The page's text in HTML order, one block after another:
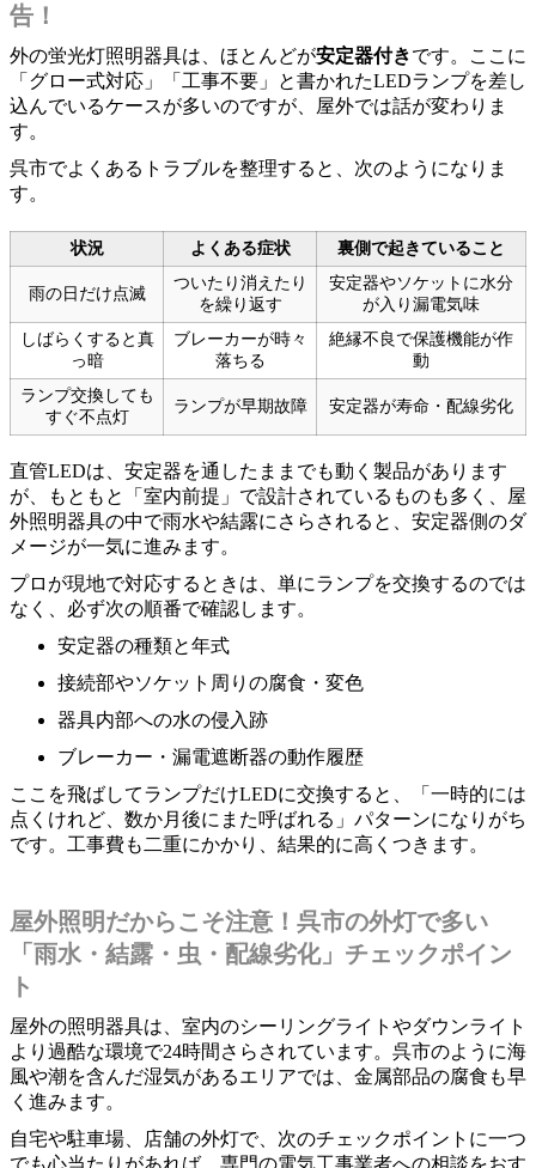
告！
外の蛍光灯照明器具は、ほとんどが安定器付きです。ここに
「グロー式対応」「工事不要」と書かれたLEDランプを差し
込んでいるケースが多いのですが、屋外では話が変わりま
す。
呉市でよくあるトラブルを整理すると、次のようになりま
す。
状況 よくある症状 裏側で起きていること
雨の日だけ点滅
ついたり消えたり
を繰り返す
安定器やソケットに水分
が入り漏電気味
しばらくすると真
っ暗
ブレーカーが時々
落ちる
絶縁不良で保護機能が作
動
ランプ交換しても
すぐ不点灯
ランプが早期故障 安定器が寿命・配線劣化
直管LEDは、安定器を通したままでも動く製品があります
が、もともと「室内前提」で設計されているものも多く、屋
外照明器具の中で雨水や結露にさらされると、安定器側のダ
メージが一気に進みます。
プロが現地で対応するときは、単にランプを交換するのでは
なく、必ず次の順番で確認します。
安定器の種類と年式
接続部やソケット周りの腐食・変色
器具内部への水の侵入跡
ブレーカー・漏電遮断器の動作履歴
ここを飛ばしてランプだけLEDに交換すると、「一時的には
点くけれど、数か月後にまた呼ばれる」パターンになりがち
です。工事費も二重にかかり、結果的に高くつきます。
屋外照明だからこそ注意！呉市の外灯で多い
「雨水・結露・虫・配線劣化」チェックポイン
ト
屋外の照明器具は、室内のシーリングライトやダウンライト
より過酷な環境で24時間さらされています。呉市のように海
風や潮を含んだ湿気があるエリアでは、金属部品の腐食も早
く進みます。
自宅や駐車場、店舗の外灯で、次のチェックポイントに一つ
でも心当たりがあれば、専門の電気工事業者への相談をおす